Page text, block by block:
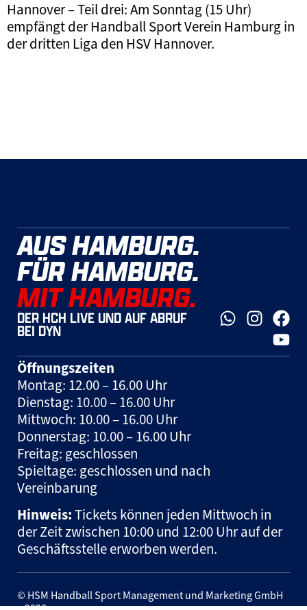
Hannover – Teil drei: Am Sonntag (15 Uhr)
empfängt der Handball Sport Verein Hamburg in
der dritten Liga den HSV Hannover.
AUS HAMBURG.
FÜR HAMBURG.
MIT HAMBURG.
DER HCH LIVE UND AUF ABRUF
BEI DYN
Öffnungszeiten
Montag: 12.00 – 16.00 Uhr
Dienstag: 10.00 – 16.00 Uhr
Mittwoch: 10.00 – 16.00 Uhr
Donnerstag: 10.00 – 16.00 Uhr
Freitag: geschlossen
Spieltage: geschlossen und nach
Vereinbarung
Hinweis:Tickets können jeden Mittwoch in
der Zeit zwischen 10:00 und 12:00 Uhr auf der
Geschäftsstelle erworben werden.
© HSM Handball Sport Management und Marketing GmbH